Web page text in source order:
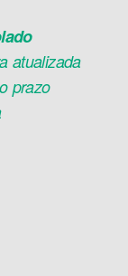
atualizada
prazo